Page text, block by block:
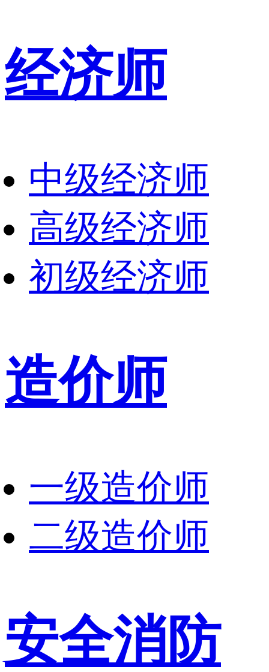
经济师
中级经济师
高级经济师
初级经济师
造价师
一级造价师
二级造价师
安全消防